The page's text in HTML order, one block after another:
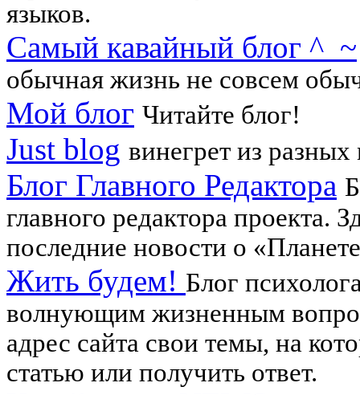
языков.
Самый кавайный блог ^_~
обычная жизнь не совсем
Мой блог Читайте блог!
Just blog винегрет из
Блог Главного Редактора
главного редактора проекта.
последние новости о
Жить будем! Блог
волнующим жизненным
адрес сайта свои темы, на
статью или получить ответ.